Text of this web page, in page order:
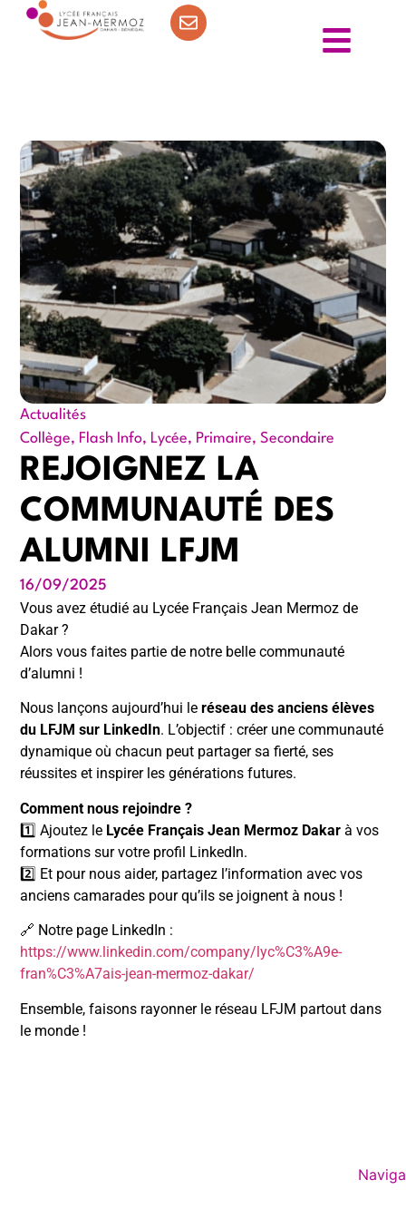
Actualités
Collège, Flash Info, Lycée, Primaire,Secondaire
REJOIGNEZ LA
COMMUNAUTÉ DES
ALUMNI LFJM
16/09/2025
Vous avez étudié au Lycée Français Jean Mermoz de
Dakar ?
Alors vous faites partie de notre belle communauté
d’alumni !
Nous lançons aujourd’hui leréseau des anciens élèves
du LFJM sur LinkedIn. L’objectif : créer une communauté
dynamique où chacun peut partager sa fierté, ses
réussites et inspirer les générations futures.
Comment nous rejoindre ?
1️⃣ Ajoutez le Lycée Français Jean Mermoz Dakar à vos
formations sur votre profil LinkedIn.
2️⃣ Et pour nous aider, partagez l’information avec vos
anciens camarades pour qu’ils se joignent à nous !
🔗 Notre page LinkedIn :
https://www.linkedin.com/company/lyc%C3%A9e-
fran%C3%A7ais-jean-mermoz-dakar/
Ensemble, faisons rayonner le réseau LFJM partout dans
le monde !